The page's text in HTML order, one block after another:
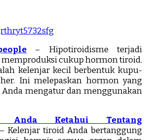
– Hipotiroidisme terjadi
cukup hormon tiroid.
kelenjar kecil berbentuk kupu-
Ini melepaskan hormon yang
mengatur dan menggunakan
Anda Ketahui Tentang
– Kelenjar tiroid Anda bertanggung